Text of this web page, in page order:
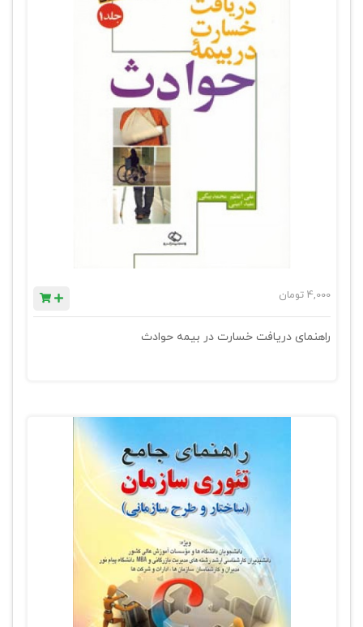
4,000 تومان
راهنمای دریافت خسارت در بیمه حوادث